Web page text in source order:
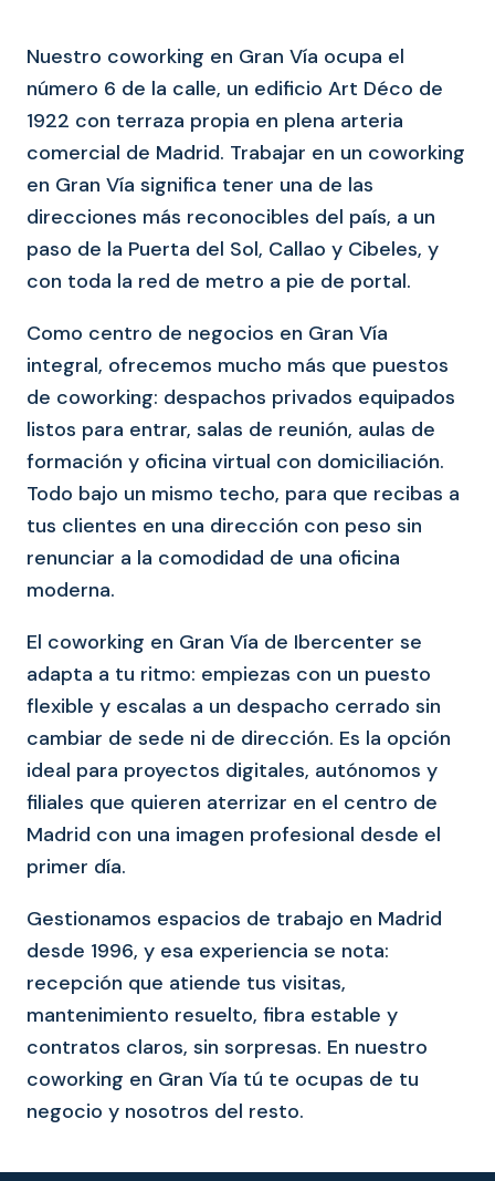
Nuestro coworking en Gran Vía ocupa el
número 6 de la calle, un edificio Art Déco de
1922 con terraza propia en plena arteria
comercial de Madrid. Trabajar en un coworking
en Gran Vía significa tener una de las
direcciones más reconocibles del país, a un
paso de la Puerta del Sol, Callao y Cibeles, y
con toda la red de metro a pie de portal.
Como centro de negocios en Gran Vía
integral, ofrecemos mucho más que puestos
de coworking: despachos privados equipados
listos para entrar, salas de reunión, aulas de
formación y oficina virtual con domiciliación.
Todo bajo un mismo techo, para que recibas a
tus clientes en una dirección con peso sin
renunciar a la comodidad de una oficina
moderna.
El coworking en Gran Vía de Ibercenter se
adapta a tu ritmo: empiezas con un puesto
flexible y escalas a un despacho cerrado sin
cambiar de sede ni de dirección. Es la opción
ideal para proyectos digitales, autónomos y
filiales que quieren aterrizar en el centro de
Madrid con una imagen profesional desde el
primer día.
Gestionamos espacios de trabajo en Madrid
desde 1996, y esa experiencia se nota:
recepción que atiende tus visitas,
mantenimiento resuelto, fibra estable y
contratos claros, sin sorpresas. En nuestro
coworking en Gran Vía tú te ocupas de tu
negocio y nosotros del resto.